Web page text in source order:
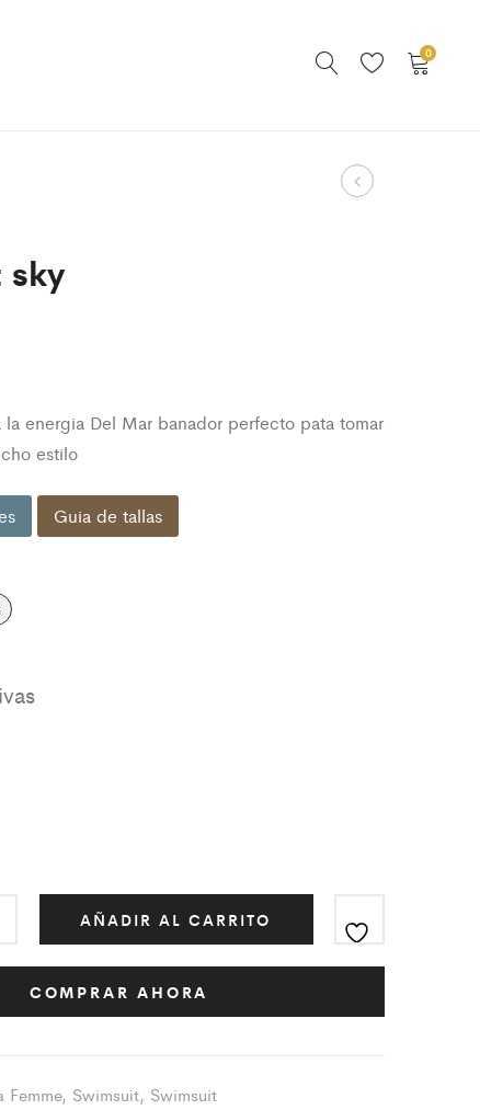
0
Product
Set
sky
la energia Del Mar banador perfecto pata tomar
estilo
Guia de tallas
AÑADIR AL CARRITO
COMPRAR AHORA
Femme, Swimsuit, Swimsuit